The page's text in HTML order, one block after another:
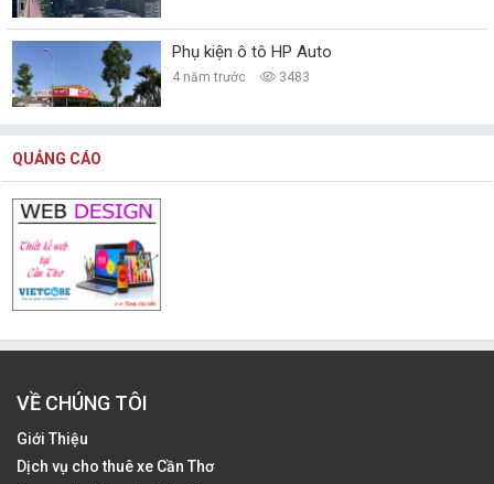
Phụ kiện ô tô HP Auto
4 năm trước 3483
QUẢNG CÁO
VỀ CHÚNG TÔI
Giới Thiệu
Dịch vụ cho thuê xe Cần Thơ